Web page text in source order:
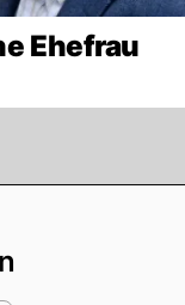
Ehefrau